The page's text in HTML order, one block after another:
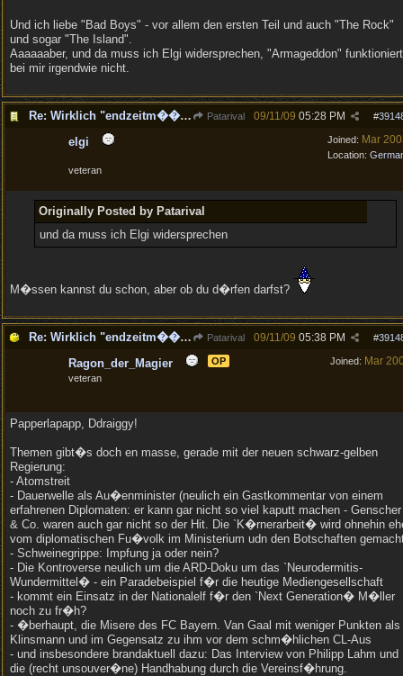
Und ich liebe "Bad Boys" - vor allem den ersten Teil und auch "The Rock"
und sogar "The Island".
Aaaaaaber, und da muss ich Elgi widersprechen, "Armageddon" funktioniert
bei mir irgendwie nicht.
Re: Wirklich "endzeitm��ig", oder was?! Patarival #
09/11/09 05:28 PM
Joined: Mar
Location:
elgi
veteran
Originally Posted by Patarival
und da muss ich Elgi widersprechen
M�ssen kannst du schon, aber ob du d�rfen darfst?
Re: Wirklich "endzeitm��ig", oder was?! Patarival #
09/11/09 05:38 PM
Joined: Mar
Ragon_der_Magier
OP
veteran
Papperlapapp, Ddraiggy!
Themen gibt�s doch en masse, gerade mit der neuen schwarz-gelben
Regierung:
- Atomstreit
- Dauerwelle als Au�enminister (neulich ein Gastkommentar von einem
erfahrenen Diplomaten: er kann gar nicht so viel kaputt machen - Genscher
& Co. waren auch gar nicht so der Hit. Die `K�rnerarbeit� wird ohnehin
vom diplomatischen Fu�volk im Ministerium udn den Botschaften
- Schweinegrippe: Impfung ja oder nein?
- Die Kontroverse neulich um die ARD-Doku um das `Neurodermitis-
Wundermittel� - ein Paradebeispiel f�r die heutige Mediengesellschaft
- kommt ein Einsatz in der Nationalelf f�r den `Next Generation� M�ller
noch zu fr�h?
- �berhaupt, die Misere des FC Bayern. Van Gaal mit weniger Punkten als
Klinsmann und im Gegensatz zu ihm vor dem schm�hlichen CL-Aus
- und insbesondere brandaktuell dazu: Das Interview von Philipp Lahm und
die (recht unsouver�ne) Handhabung durch die Vereinsf�hrung.